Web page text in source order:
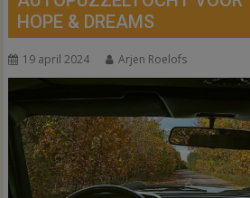
HOPE & DREAMS
19 april 2024 Arjen Roelofs